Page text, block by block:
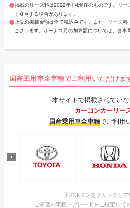
掲載のリース料は2022年1月現在のものです。リー
く変更する場合があります。
上記の掲載金額は全て税込みです。また、リース
ございます。ボーナス月の加算額については、各車
国産乗用車全車種でご利用いただけま
本サイトで掲載されていな
カーコンカーリー
国産乗用車全車種でご利用
下のボタンをクリックして
ご希望の車種・グレードをご指定して